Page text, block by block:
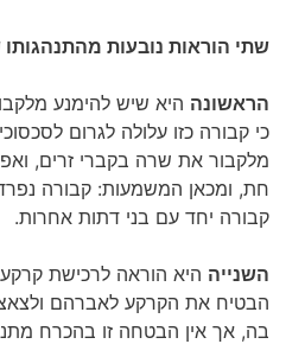
שתי הוראות נובעות
הראשונה היא שיש להימנע
כי קבורה כזו עלולה לגרום
מלקבור את שרה בקברי זרים,
חת, ומכאן המשמעות: קבורה
קבורה יחד עם בני דתות אחרות.
השנייה היא הוראה לרכישת
הבטיח את הקרקע לאברהם
בה, אך אין הבטחה זו בהכרח